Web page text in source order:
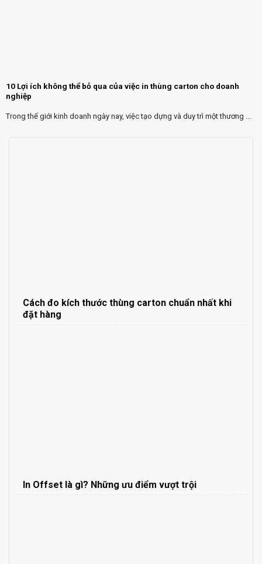
10 Lợi ích không thể bỏ qua của việc in thùng carton cho doanh
nghiệp
Trong thế giới kinh doanh ngày nay, việc tạo dựng và duy trì một thương ...
Cách đo kích thước thùng carton chuẩn nhất khi
đặt hàng
In Offset là gì? Những ưu điểm vượt trội